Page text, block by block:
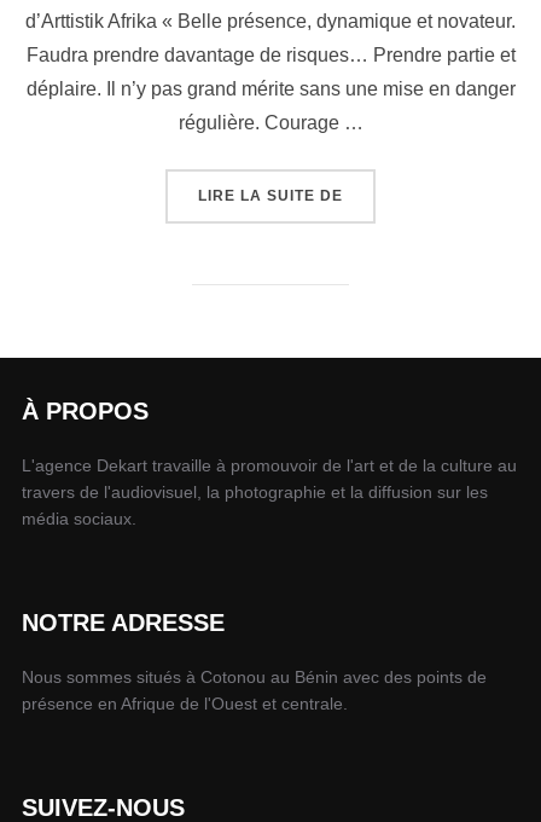
d’Arttistik Afrika « Belle présence, dynamique et novateur.
Faudra prendre davantage de risques… Prendre partie et
déplaire. Il n’y pas grand mérite sans une mise en danger
régulière. Courage …
LIRE LA SUITE DE
À PROPOS
L'agence Dekart travaille à promouvoir de l'art et de la culture au
travers de l'audiovisuel, la photographie et la diffusion sur les
média sociaux.
NOTRE ADRESSE
Nous sommes situés à Cotonou au Bénin avec des points de
présence en Afrique de l'Ouest et centrale.
SUIVEZ-NOUS